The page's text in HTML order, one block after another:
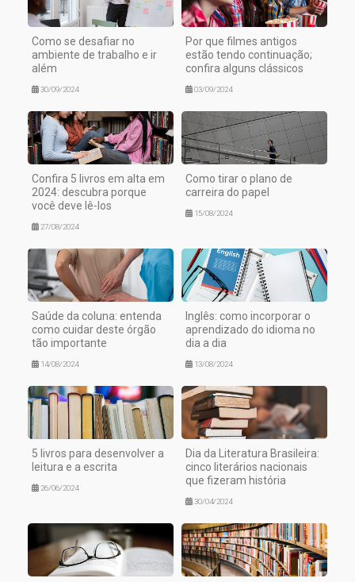
Como se desafiar no
ambiente de trabalho e ir
além
30/09/2024
Por que filmes antigos
estão tendo continuação;
confira alguns clássicos
03/09/2024
Confira 5 livros em alta em
2024: descubra porque
você deve lê-los
27/08/2024
Como tirar o plano de
carreira do papel
15/08/2024
Saúde da coluna: entenda
como cuidar deste órgão
tão importante
14/08/2024
Inglês: como incorporar o
aprendizado do idioma no
dia a dia
13/08/2024
5 livros para desenvolver a
leitura e a escrita
26/06/2024
Dia da Literatura Brasileira:
cinco literários nacionais
que fizeram história
30/04/2024